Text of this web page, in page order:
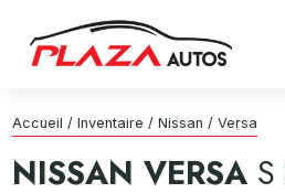
Accueil / Inventaire / Nissan / Versa
NISSAN VERSA S